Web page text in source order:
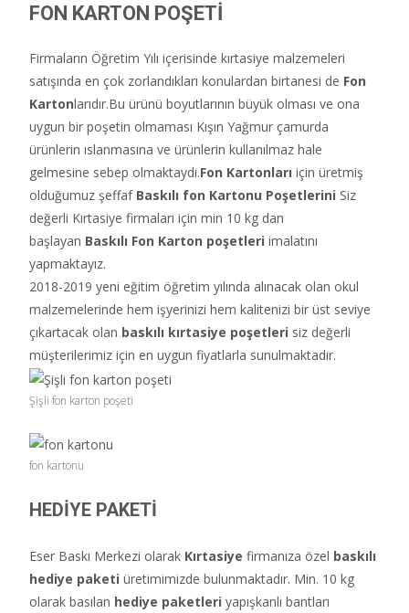
FON KARTON POŞETİ
Firmaların Öğretim Yılı içerisinde kırtasiye malzemeleri
satışında en çok zorlandıkları konulardan birtanesi de Fon
Kartonlarıdır.Bu ürünü boyutlarının büyük olması ve ona
uygun bir poşetin olmaması Kışın Yağmur çamurda
ürünlerin ıslanmasına ve ürünlerin kullanılmaz hale
gelmesine sebep olmaktaydı.Fon Kartonları için üretmiş
olduğumuz şeffaf Baskılı fon Kartonu Poşetlerini Siz
değerli Kırtasiye firmaları için min 10 kg dan
başlayan Baskılı Fon Karton poşetleri imalatını
yapmaktayız.
2018-2019 yeni eğitim öğretim yılında alınacak olan okul
malzemelerinde hem işyerinizi hem kalitenizi bir üst seviye
çıkartacak olan baskılı kırtasiye poşetleri siz değerli
müşterilerimiz için en uygun fiyatlarla sunulmaktadır.
Şişli fon karton poşeti
fon kartonu
HEDİYE PAKETİ
Eser Baskı Merkezi olarak Kırtasiye firmanıza özel baskılı
hediye paketi üretimimizde bulunmaktadır. Min. 10 kg
olarak basılan hediye paketleri yapışkanlı bantları